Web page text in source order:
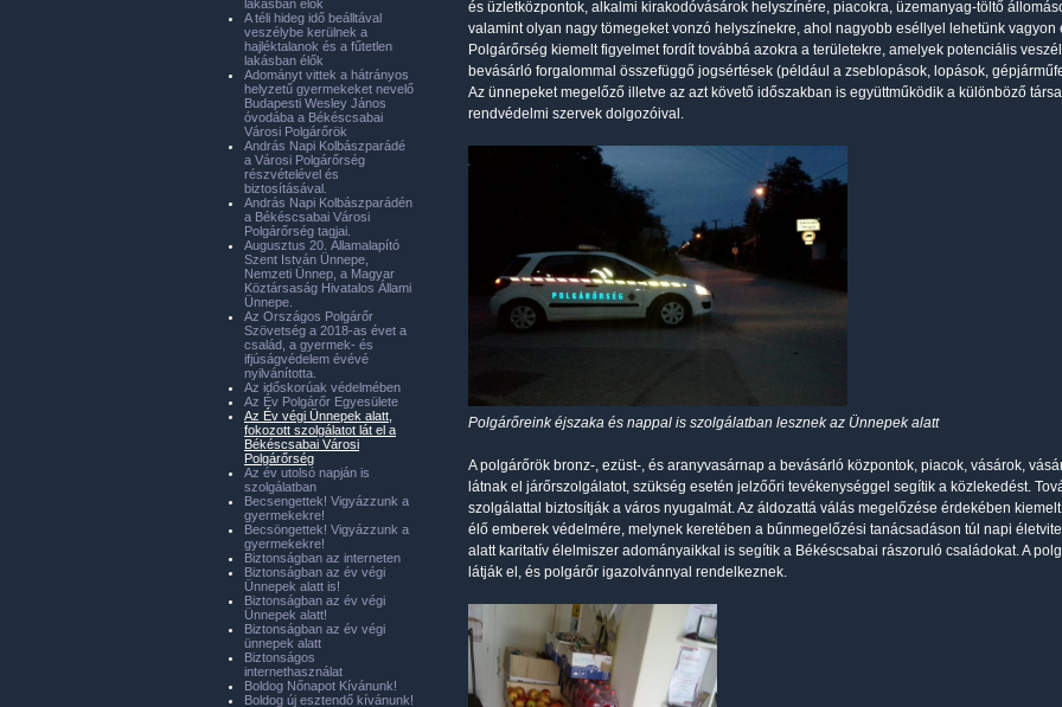
és üzletközpontok, alkalmi kirakodóvásárok helyszínére, piacokra, üzemanyag-töltő
valamint olyan nagy tömegeket vonzó helyszínekre, ahol nagyobb eséllyel lehetünk vagyon
Polgárőrség kiemelt figyelmet fordít továbbá azokra a területekre, amelyek potenciális
bevásárló forgalommal összefüggő jogsértések (például a zseblopások, lopások,
Az ünnepeket megelőző illetve az azt követő időszakban is együttműködik a különböző
rendvédelmi szervek dolgozóival.
Polgárőreink éjszaka és nappal is szolgálatban lesznek az Ünnepek alatt
A polgárőrök bronz-, ezüst-, és aranyvasárnap a bevásárló központok, piacok, vásárok,
látnak el járőrszolgálatot, szükség esetén jelzőőri tevékenységgel segítik a közlekedést.
szolgálattal biztosítják a város nyugalmát. Az áldozattá válás megelőzése érdekében
élő emberek védelmére, melynek keretében a bűnmegelőzési tanácsadáson túl napi
alatt karitatív élelmiszer adományaikkal is segítik a Békéscsabai rászoruló családokat. A
látják el, és polgárőr igazolvánnyal rendelkeznek.
lakásban élők
A téli hideg idő beálltával
veszélybe kerülnek a
hajléktalanok és a fűtetlen
lakásban élők
Adományt vittek a hátrányos
helyzetű gyermekeket nevelő
Budapesti Wesley János
óvodába a Békéscsabai
Városi Polgárőrök
András Napi Kolbászparádé
a Városi Polgárőrség
részvételével és
biztosításával.
András Napi Kolbászparádén
a Békéscsabai Városi
Polgárőrség tagjai.
Augusztus 20. Államalapító
Szent István Ünnepe,
Nemzeti Ünnep, a Magyar
Köztársaság Hivatalos Állami
Ünnepe.
Az Országos Polgárőr
Szövetség a 2018-as évet a
család, a gyermek- és
ifjúságvédelem évévé
nyilvánította.
Az időskorúak védelmében
Az Év Polgárőr Egyesülete
Az Év végi Ünnepek alatt,
fokozott szolgálatot lát el a
Békéscsabai Városi
Polgárőrség
Az év utolsó napján is
szolgálatban
Becsengettek! Vigyázzunk a
gyermekekre!
Becsöngettek! Vigyázzunk a
gyermekekre!
Biztonságban az interneten
Biztonságban az év végi
Ünnepek alatt is!
Biztonságban az év végi
Ünnepek alatt!
Biztonságban az év végi
ünnepek alatt
Biztonságos
internethasználat
Boldog Nőnapot Kívánunk!
Boldog új esztendő kívánunk!